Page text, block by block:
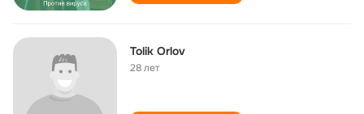
Tolik Orlov
28 лет